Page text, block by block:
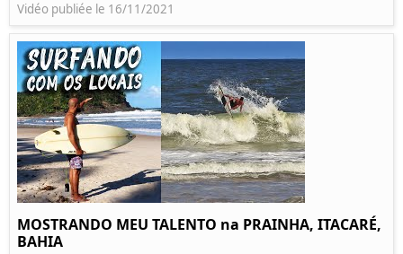
Vidéo publiée le 16/11/2021
MOSTRANDO MEU TALENTO na PRAINHA, ITACARÉ,
BAHIA